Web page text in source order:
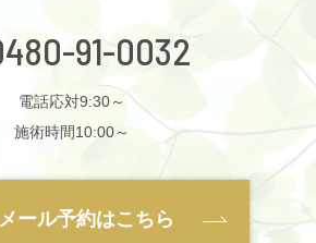
91-0032
電話応対9:30～
施術時間10:00～
メール予約はこちら